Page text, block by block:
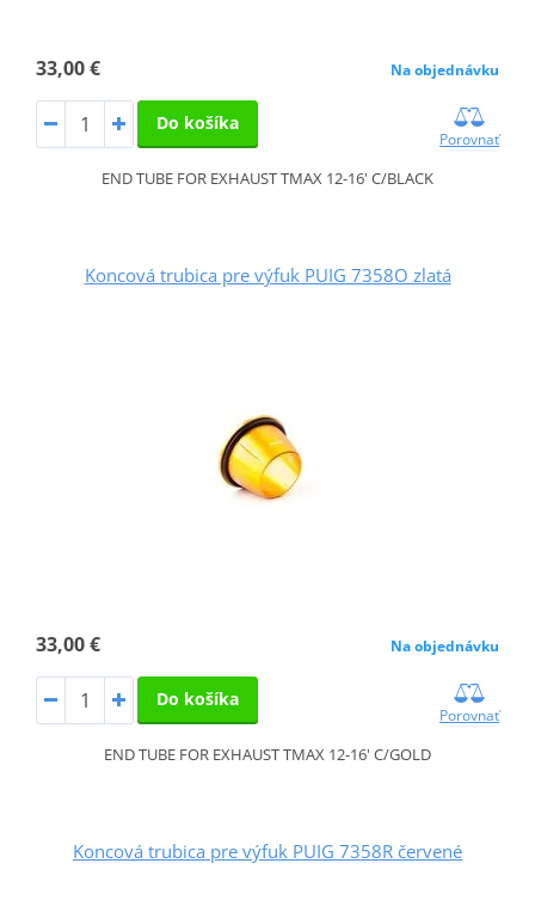
33,00 € Na objednávku
Do košíka
Porovnať
END TUBE FOR EXHAUST TMAX 12-16' C/BLACK
Koncová trubica pre výfuk PUIG 7358O zlatá
33,00 € Na objednávku
Do košíka
Porovnať
END TUBE FOR EXHAUST TMAX 12-16' C/GOLD
Koncová trubica pre výfuk PUIG 7358R červené